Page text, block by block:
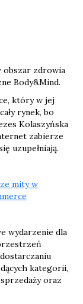
obszar zdrowia
Body&Mind.
który w jej
rynek, bo
Kolaszyńska
zabierze
uzupełniają.
mity w
wydarzenie dla
kategorii,
oraz